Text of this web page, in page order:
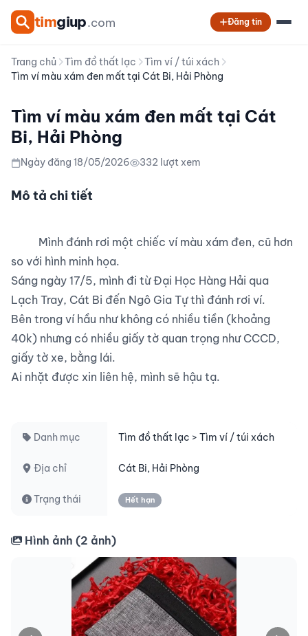
timgiup.com Đăng tin
Trang chủ Tìm đồ thất lạc
Tìm ví / túi xách
Tìm ví màu xám đen mất tại Cát Bi, Hải Phòng
Tìm ví màu xám đen mất tại Cát
Bi, Hải Phòng
Ngày đăng 18/05/2026 332 lượt xem
Mô tả chi tiết
so với hình minh họa.
Sáng ngày 17/5, mình đi từ Đại Học Hàng Hải qua
Lạch Tray, Cát Bi đến Ngô Gia Tự thì đánh rơi ví.
Bên trong ví hầu như không có nhiều tiền (khoảng
40k) nhưng có nhiều giấy tờ quan trọng như CCCD,
giấy tờ xe, bằng lái.
Ai nhặt được xin liên hệ, mình sẽ hậu tạ.
Danh mục Tìm đồ thất lạc > Tìm ví / túi xách
Địa chỉ Cát Bi, Hải Phòng
Trạng thái Hết hạn
Hình ảnh (2 ảnh)